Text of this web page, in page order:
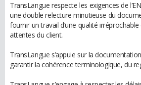
TransLangue respecte les exigences de
une double relecture minutieuse du
fournir un travail d’une qualité
attentes du client.
TransLangue s’appuie sur la
garantir la cohérence terminologique, du